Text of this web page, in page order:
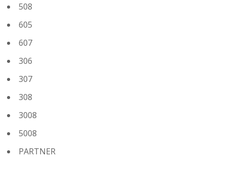
508
605
607
306
307
308
3008
5008
PARTNER